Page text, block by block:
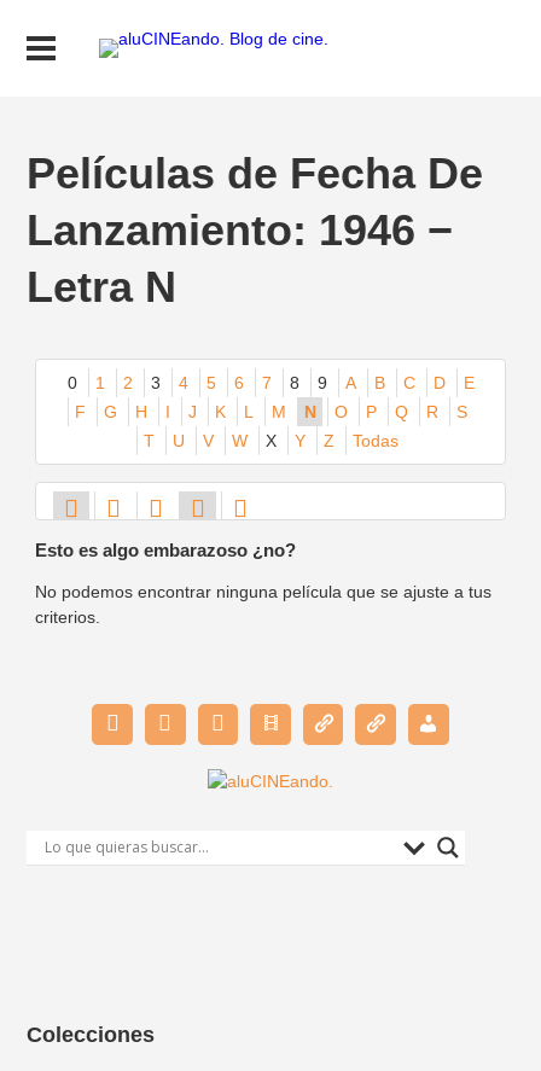
Películas de Fecha De
Lanzamiento: 1946 −
Letra N
0 1 2 3 4 5 6 7 8 9 A B C D
E
F
G H I J K L M N O P Q R
S
T
U V W X Y Z Todas
Esto es algo embarazoso ¿no?
No podemos encontrar ninguna película que se ajuste a tus
criterios.
Colecciones